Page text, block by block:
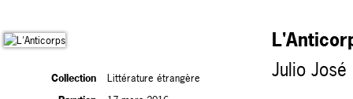
Collection
Littérature étrangère
Julio José